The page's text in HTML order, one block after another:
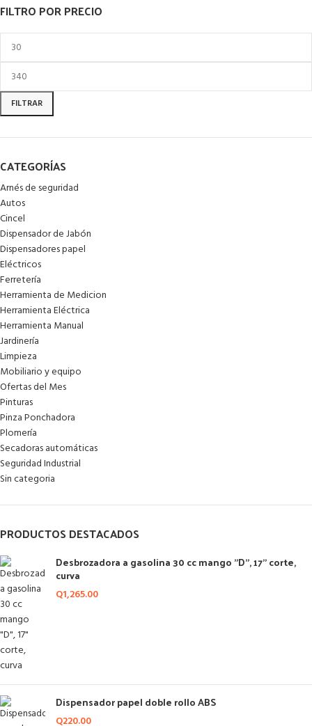
FILTRO POR PRECIO
FILTRAR
CATEGORÍAS
Arnés de seguridad
Autos
Cincel
Dispensador de Jabón
Dispensadores papel
Eléctricos
Ferretería
Herramienta de Medicion
Herramienta Eléctrica
Herramienta Manual
Jardinería
Limpieza
Mobiliario y equipo
Ofertas del Mes
Pinturas
Pinza Ponchadora
Plomería
Secadoras automáticas
Seguridad Industrial
Sin categoria
PRODUCTOS DESTACADOS
Desbrozadora a gasolina 30 cc mango "D", 17" corte,
curva
Q1,265.00
Dispensador papel doble rollo ABS
Q220.00